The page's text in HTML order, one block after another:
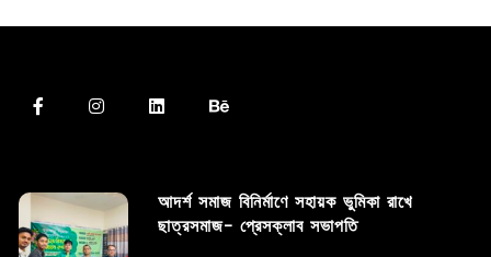
আদর্শ সমাজ বিনির্মাণে সহায়ক ভুমিকা রাখে
ছাত্রসমাজ- প্রেসক্লাব সভাপতি